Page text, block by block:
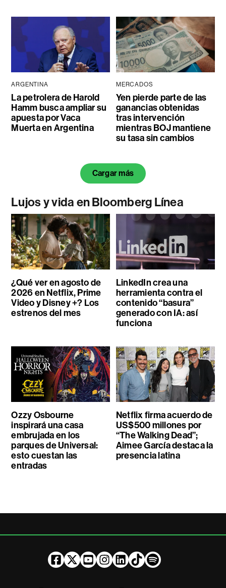
ARGENTINA
La petrolera de Harold
Hamm busca ampliar su
apuesta por Vaca
Muerta en Argentina
MERCADOS
Yen pierde parte de las
ganancias obtenidas
tras intervención
mientras BOJ mantiene
su tasa sin cambios
Cargar más
Lujos y vida en Bloomberg Línea
¿Qué ver en agosto de
2026 en Netflix, Prime
Video y Disney +? Los
estrenos del mes
LinkedIn crea una
herramienta contra el
contenido “basura”
generado con IA: así
funciona
Ozzy Osbourne
inspirará una casa
embrujada en los
parques de Universal:
esto cuestan las
entradas
Netflix firma acuerdo de
US$500 millones por
“The Walking Dead”;
Aimee García destaca la
presencia latina